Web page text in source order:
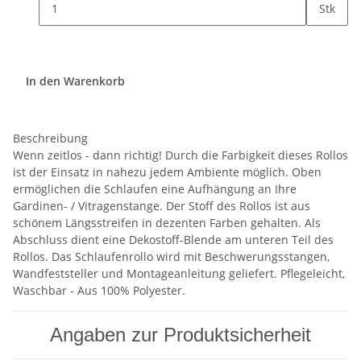
Stk
In den Warenkorb
Beschreibung
Wenn zeitlos - dann richtig! Durch die Farbigkeit dieses Rollos
ist der Einsatz in nahezu jedem Ambiente möglich. Oben
ermöglichen die Schlaufen eine Aufhängung an Ihre
Gardinen- / Vitragenstange. Der Stoff des Rollos ist aus
schönem Längsstreifen in dezenten Farben gehalten. Als
Abschluss dient eine Dekostoff-Blende am unteren Teil des
Rollos. Das Schlaufenrollo wird mit Beschwerungsstangen,
Wandfeststeller und Montageanleitung geliefert. Pflegeleicht,
Waschbar - Aus 100% Polyester.
Angaben zur Produktsicherheit